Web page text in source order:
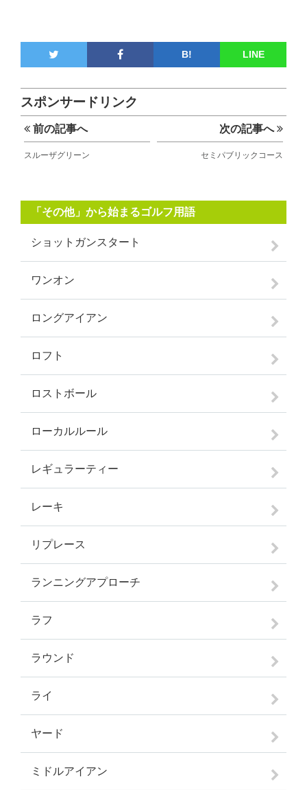
B! LINE
スポンサードリンク
前の記事へ
スルーザグリーン
次の記事へ
セミパブリックコース
「その他」から始まるゴルフ用語
ショットガンスタート
ワンオン
ロングアイアン
ロフト
ロストボール
ローカルルール
レギュラーティー
レーキ
リプレース
ランニングアプローチ
ラフ
ラウンド
ライ
ヤード
ミドルアイアン